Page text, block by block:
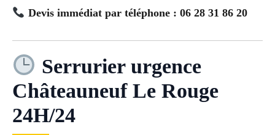
Devis immédiat par téléphone : 06 28 31 86 20
Serrurier urgence
Châteauneuf Le Rouge
24H/24